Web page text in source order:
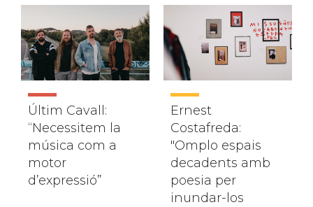
Últim Cavall:
“Necessitem la
música com a
motor
d’expressió”
Ernest
Costafreda:
"Omplo espais
decadents amb
poesia per
inundar-los